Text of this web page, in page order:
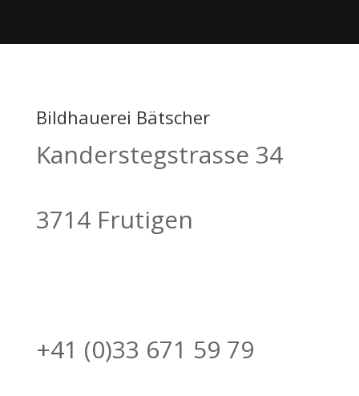
Bildhauerei Bätscher
Kanderstegstrasse 34
3714 Frutigen
+41 (0)33 671 59 79